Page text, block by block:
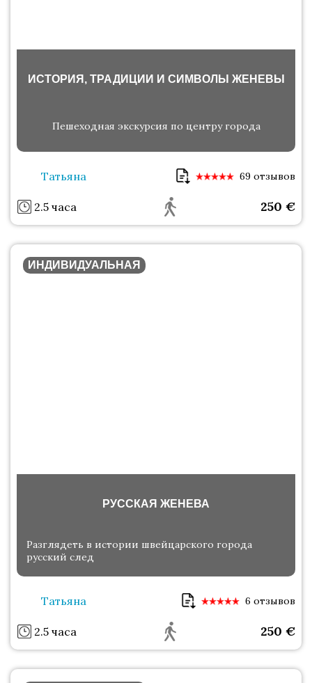
ИСТОРИЯ, ТРАДИЦИИ И СИМВОЛЫ ЖЕНЕВЫ
Пешеходная экскурсия по центру города
Татьяна 69 отзывов
2.5 часа 250 €
ИНДИВИДУАЛЬНАЯ
РУССКАЯ ЖЕНЕВА
Разглядеть в истории швейцарского города
русский след
Татьяна 6 отзывов
2.5 часа 250 €